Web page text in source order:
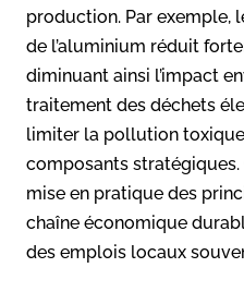
production. Par exemple,
de l’aluminium réduit
diminuant ainsi l’impact
traitement des déchets
limiter la pollution
composants
mise en pratique des
chaîne économique
des emplois locaux